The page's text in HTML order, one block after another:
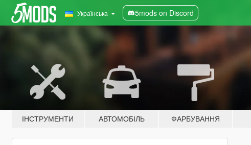
Українська 5mods on Discord
ІНСТРУМЕНТИ АВТОМОБІЛЬ ФАРБУВАННЯ